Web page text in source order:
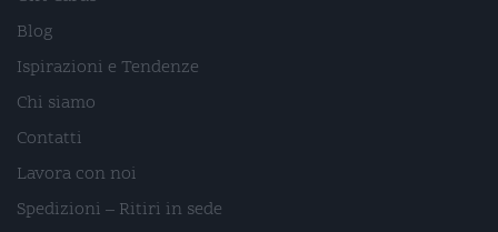
Blog
Ispirazioni e Tendenze
Chi siamo
Contatti
Lavora con noi
Spedizioni – Ritiri in sede